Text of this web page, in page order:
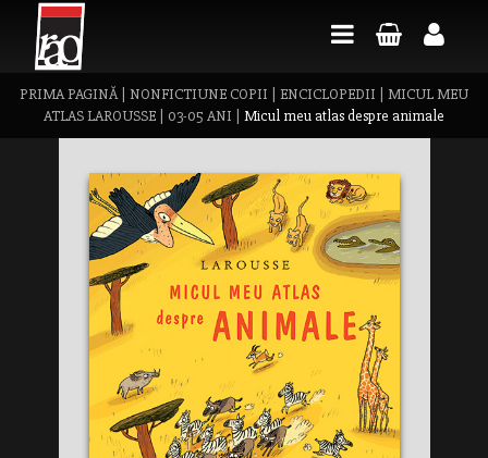
PRIMA PAGINĂ| NONFICTIUNE COPII ENCICLOPEDII
MICUL MEU
ATLAS LAROUSSE
03-05 ANI Micul meu atlas despre animale